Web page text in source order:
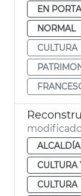
EN
NORMAL
CULTURA
ALCALDÍA
CULTURA
CULTURA